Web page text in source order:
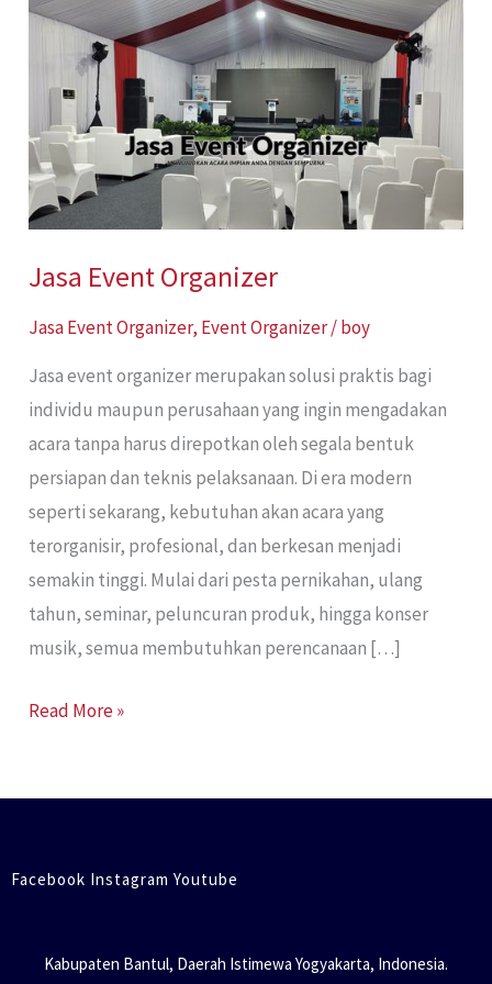
Jasa Event Organizer
Jasa Event Organizer, Event Organizer/boy
Jasa event organizer merupakan solusi praktis bagi
individu maupun perusahaan yang ingin mengadakan
acara tanpa harus direpotkan oleh segala bentuk
persiapan dan teknis pelaksanaan. Di era modern
seperti sekarang, kebutuhan akan acara yang
terorganisir, profesional, dan berkesan menjadi
semakin tinggi. Mulai dari pesta pernikahan, ulang
tahun, seminar, peluncuran produk, hingga konser
musik, semua membutuhkan perencanaan […]
Event
Organizer
Read More »
Facebook Instagram Youtube
Kabupaten Bantul, Daerah Istimewa Yogyakarta, Indonesia.